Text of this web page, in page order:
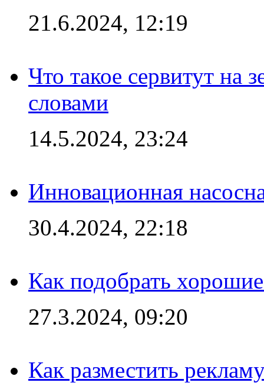
21.6.2024, 12:19
Что такое сервитут на
словами
14.5.2024, 23:24
Инновационная
30.4.2024, 22:18
Как подобрать
27.3.2024, 09:20
Как разместить